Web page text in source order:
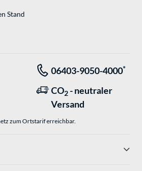
Stand
06403-9050-4000*
CO2 - neutraler
Versand
zum Ortstarif erreichbar.